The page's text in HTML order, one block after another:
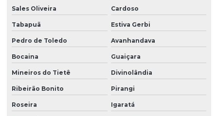
Sales Oliveira Cardoso
Tabapuã Estiva Gerbi
Pedro de Toledo Avanhandava
Bocaina Guaiçara
Mineiros do Tietê Divinolândia
Ribeirão Bonito Pirangi
Roseira Igaratá